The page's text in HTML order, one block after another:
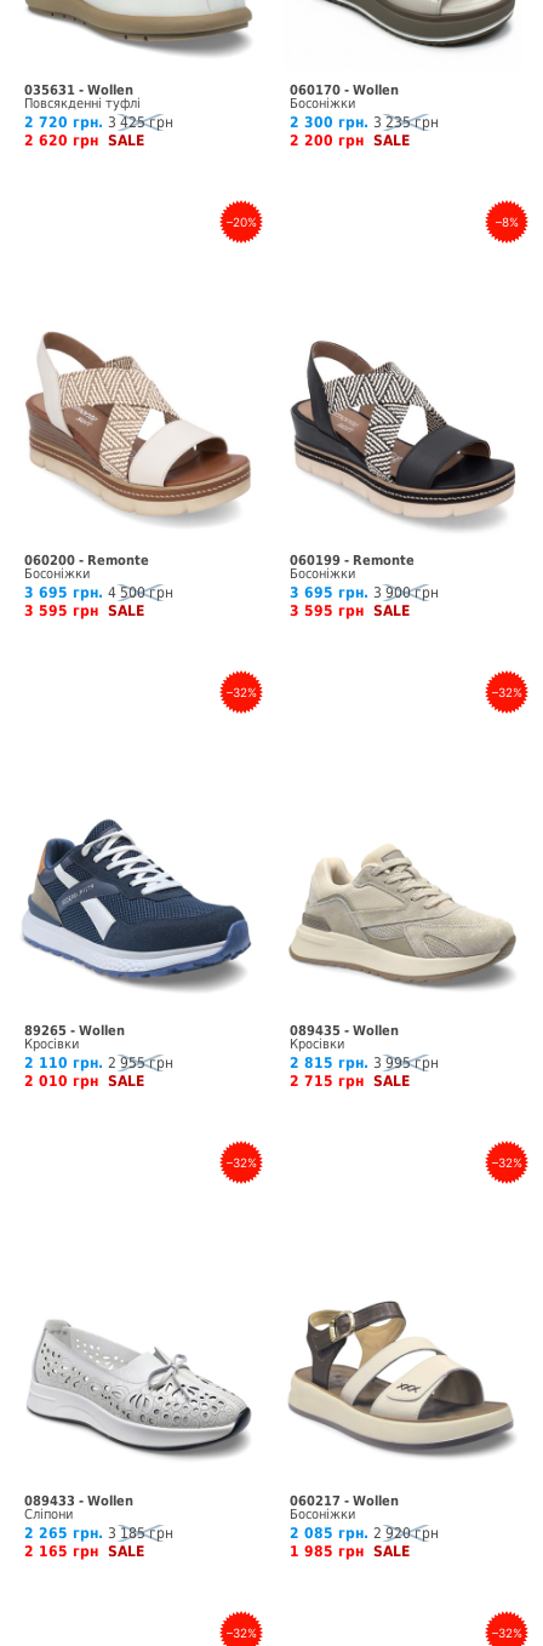
035631 - Wollen
Повсякденні туфлі
2 720 грн. 3 425 грн
2 620 грн SALE
060170 - Wollen
Босоніжки
2 300 грн. 3 235 грн
2 200 грн SALE
–20%
060200 - Remonte
Босоніжки
3 695 грн. 4 500 грн
3 595 грн SALE
–8%
060199 - Remonte
Босоніжки
3 695 грн. 3 900 грн
3 595 грн SALE
–32%
89265 - Wollen
Кросівки
2 110 грн. 2 955 грн
2 010 грн SALE
–32%
089435 - Wollen
Кросівки
2 815 грн. 3 995 грн
2 715 грн SALE
–32%
089433 - Wollen
Сліпони
2 265 грн. 3 185 грн
2 165 грн SALE
–32%
060217 - Wollen
Босоніжки
2 085 грн. 2 920 грн
1 985 грн SALE
–32% –32%